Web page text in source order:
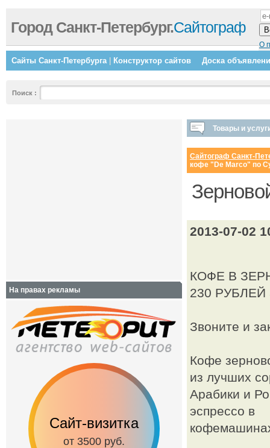
О
Город Санкт-Петербург.Сайтограф
Сайты Санкт-Петербурга| Конструктор сайтов Доска
Поиск :
Товары и
Сайтограф Санкт-
кофе "De Marco" по
2013-07-02
КОФЕ В
230 РУБЛЕЙ
Звоните и
Кофе
из лучших
Арабики и
эспрессо в
На правах рекламы
Сайт-визитка
от 3500 руб.
Сайт с